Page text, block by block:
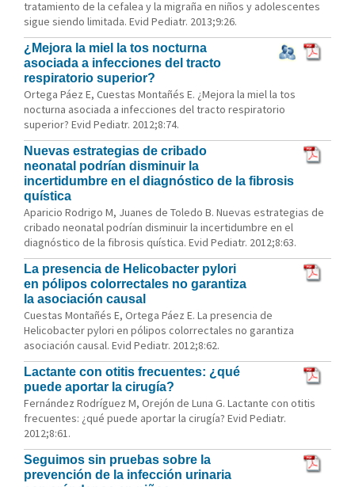
tratamiento de la cefalea y la migraña en niños y adolescentes
sigue siendo limitada. Evid Pediatr. 2013;9:26.
¿Mejora la miel la tos nocturna
asociada a infecciones del tracto
respiratorio superior?
Ortega Páez E, Cuestas Montañés E. ¿Mejora la miel la tos
nocturna asociada a infecciones del tracto respiratorio
superior? Evid Pediatr. 2012;8:74.
Nuevas estrategias de cribado
neonatal podrían disminuir la
incertidumbre en el diagnóstico de la fibrosis
quística
Aparicio Rodrigo M, Juanes de Toledo B. Nuevas estrategias de
cribado neonatal podrían disminuir la incertidumbre en el
diagnóstico de la fibrosis quística. Evid Pediatr. 2012;8:63.
La presencia de Helicobacter pylori
en pólipos colorrectales no garantiza
la asociación causal
Cuestas Montañés E, Ortega Páez E. La presencia de
Helicobacter pylori en pólipos colorrectales no garantiza
asociación causal. Evid Pediatr. 2012;8:62.
Lactante con otitis frecuentes: ¿qué
puede aportar la cirugía?
Fernández Rodríguez M, Orejón de Luna G. Lactante con otitis
frecuentes: ¿qué puede aportar la cirugía? Evid Pediatr.
2012;8:61.
Seguimos sin pruebas sobre la
prevención de la infección urinaria